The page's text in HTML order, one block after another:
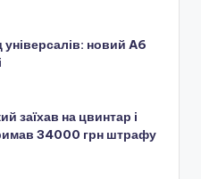
новий A6
заїхав на цвинтар і
34000 грн штрафу